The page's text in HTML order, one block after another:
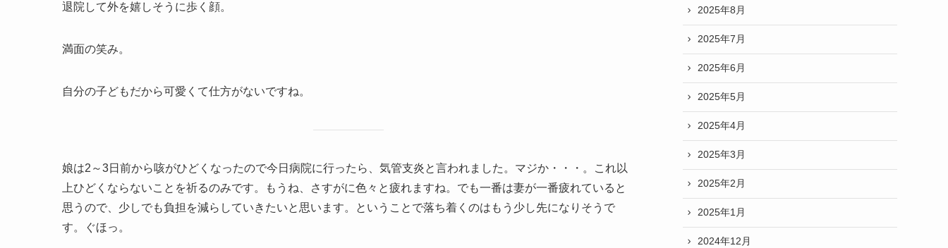
退院して外を嬉しそうに歩く顔。
満面の笑み。
自分の子どもだから可愛くて仕方がないですね。
娘は2～3日前から咳がひどくなったので今日病院に行ったら、気管支炎と言われました。マジか・・・。これ以
上ひどくならないことを祈るのみです。もうね、さすがに色々と疲れますね。でも一番は妻が一番疲れていると
思うので、少しでも負担を減らしていきたいと思います。ということで落ち着くのはもう少し先になりそうで
す。ぐほっ。
2025年8月
2025年7月
2025年6月
2025年5月
2025年4月
2025年3月
2025年2月
2025年1月
2024年12月